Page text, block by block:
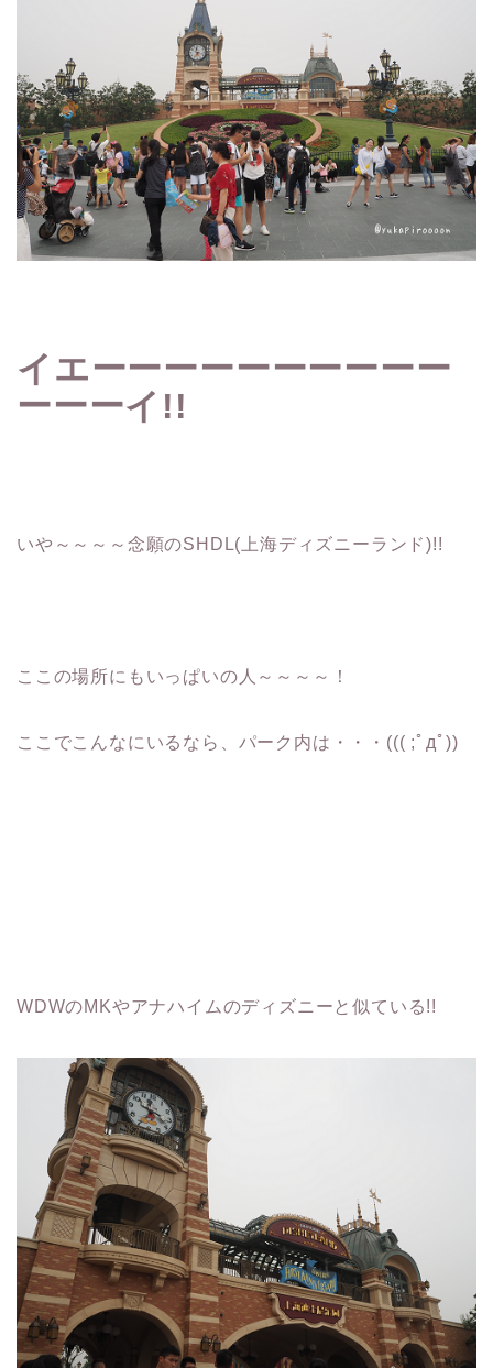
イエーーーーーーーーーー
ーーーイ!!
いや～～～～念願のSHDL(上海ディズニーランド)!!
ここの場所にもいっぱいの人～～～～！
ここでこんなにいるなら、パーク内は・・・((( ;ﾟдﾟ))
WDWのMKやアナハイムのディズニーと似ている!!